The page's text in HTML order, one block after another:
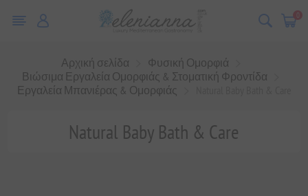
0
Αρχική σελίδα
Φυσική Ομορφιά
Βιώσιμα Εργαλεία Ομορφιάς & Στοματική Φροντίδα
Εργαλεία Μπανιέρας & Ομορφιάς
Natural Baby Bath & Care